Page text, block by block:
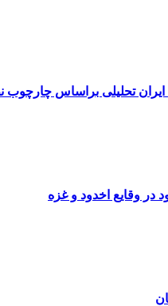
تحلیلی براساس چارچوب
وقایع اخدود و غزه